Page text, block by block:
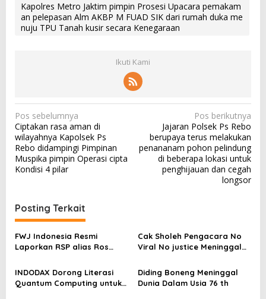
Kapolres Metro Jaktim pimpin Prosesi Upacara pemakam
an pelepasan Alm AKBP M FUAD SIK dari rumah duka me
nuju TPU Tanah kusir secara Kenegaraan
Ikuti Kami
N
a
v
i
s
i
p
o
s
Pos sebelumnya
Ciptakan rasa aman di
wilayahnya Kapolsek Ps
Rebo didampingi Pimpinan
Muspika pimpin Operasi cipta
Kondisi 4 pilar
Pos berikutnya
Jajaran Polsek Ps Rebo
berupaya terus melakukan
penananam pohon pelindung
di beberapa lokasi untuk
penghijauan dan cegah
longsor
Posting Terkait
FWJ Indonesia Resmi
Laporkan RSP alias Ros
Cak Sholeh Pengacara No
Viral No justice Meninggal
INDODAX Dorong Literasi
Quantum Computing untuk
Diding Boneng Meninggal
Dunia Dalam Usia 76 th